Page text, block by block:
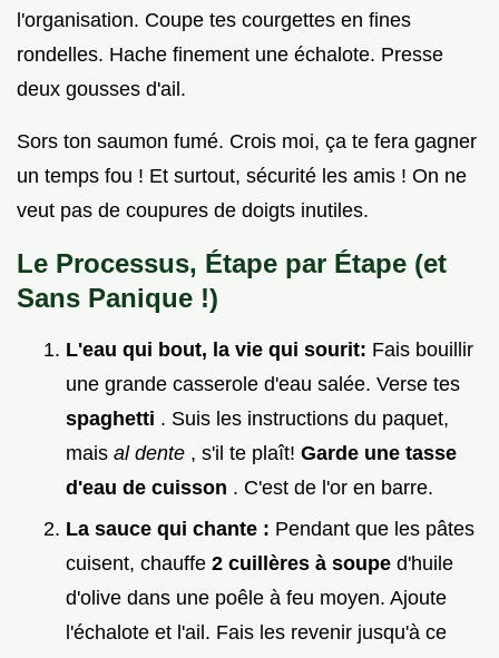
l'organisation. Coupe tes courgettes en fines
rondelles. Hache finement une échalote. Presse
deux gousses d'ail.
Sors ton saumon fumé. Crois moi, ça te fera gagner
un temps fou ! Et surtout, sécurité les amis ! On ne
veut pas de coupures de doigts inutiles.
Le Processus, Étape par Étape (et
Sans Panique !)
L'eau qui bout, la vie qui sourit: Fais bouillir
une grande casserole d'eau salée. Verse tes
spaghetti . Suis les instructions du paquet,
mais al dente , s'il te plaît! Garde une tasse
d'eau de cuisson . C'est de l'or en barre.
La sauce qui chante : Pendant que les pâtes
cuisent, chauffe 2 cuillères à soupe d'huile
d'olive dans une poêle à feu moyen. Ajoute
l'échalote et l'ail. Fais les revenir jusqu'à ce